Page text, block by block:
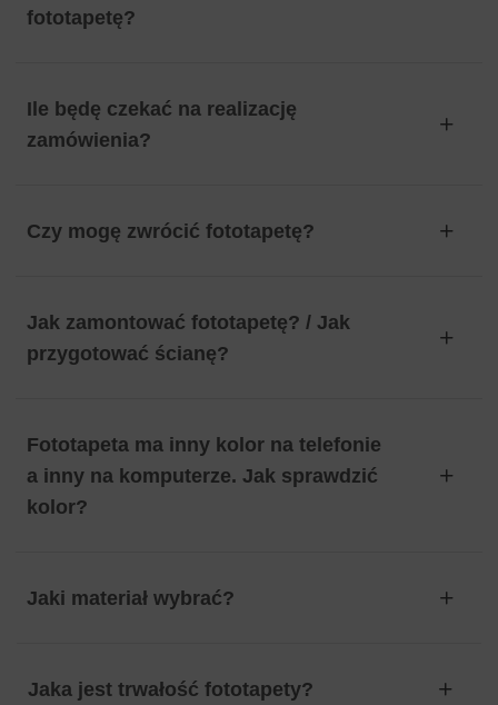
fototapetę?
Ile będę czekać na realizację
zamówienia?
Czy mogę zwrócić fototapetę?
Jak zamontować fototapetę? / Jak
przygotować ścianę?
Fototapeta ma inny kolor na telefonie
a inny na komputerze. Jak sprawdzić
kolor?
Jaki materiał wybrać?
Jaka jest trwałość fototapety?